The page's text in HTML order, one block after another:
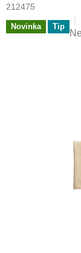
212475
Novinka Tip